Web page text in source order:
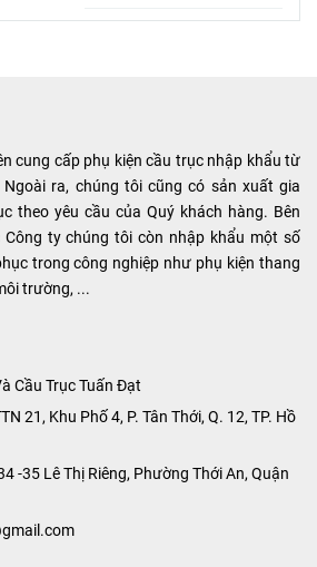
lại
và
cao.
cao hiệu suất
làm việc và kéo
dài tuổi thọ của
máy móc.
cung cấp phụ kiện cầu trục nhập khẩu từ
ra, chúng tôi cũng có sản xuất gia
theo yêu cầu của Quý khách hàng. Bên
ty chúng tôi còn nhập khẩu một số
trong công nghiệp như phụ kiện thang
trường, ...
Cầu Trục Tuấn Đạt
21, Khu Phố 4, P. Tân Thới, Q. 12, TP. Hồ
-35 Lê Thị Riêng, Phường Thới An, Quận